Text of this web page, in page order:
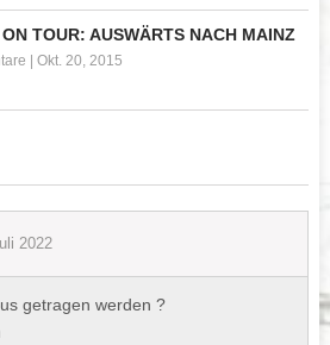
TOUR: AUSWÄRTS NACH MAINZ
Okt. 20, 2015
2022
getragen werden ?